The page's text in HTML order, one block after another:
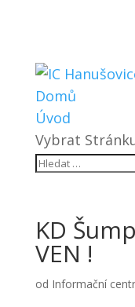
Domů
Úvod
Vybrat
KD
VEN !
od Informační